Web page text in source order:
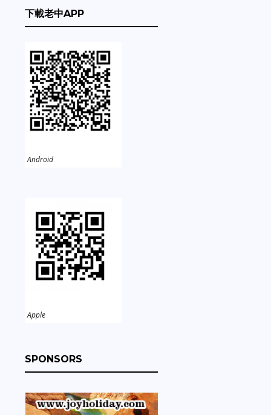
下載老中APP
Android
Apple
SPONSORS